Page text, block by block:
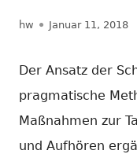
Autor
hw Veröffentlicht
Januar 11, 2018
Der Ansatz der
pragmatische
Maßnahmen zur
und Aufhören